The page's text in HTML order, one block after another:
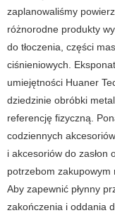
zaplanowaliśmy
różnorodne produkty
do tłoczenia, części
ciśnieniowych.
umiejętności Huaner
dziedzinie obróbki
referencję fizyczną.
codziennych
i akcesoriów do zasłon
potrzebom zakupowym
Aby zapewnić płynny
zakończenia i oddania